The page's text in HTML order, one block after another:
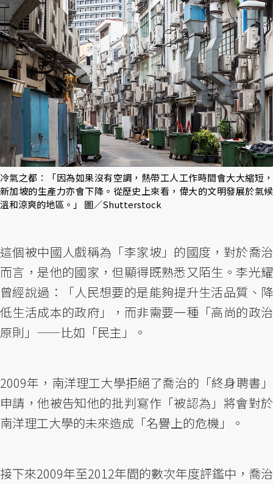
冷氣之都：「因為如果沒有空調，熱帶工人工作時間會大大縮短，
新加坡的生產力亦會下降。從歷史上來看，偉大的文明發展於氣候
溫和涼爽的地區。」 圖／Shutterstock
這個被中國人戲稱為「李家坡」的國度，對於喬治
而言，是他的國家，但顯得既熟悉又陌生。李光耀
曾經說過：「人民想要的是能夠提升生活品質、降
低生活成本的政府」，而非需要一種「高尚的政治
原則」——比如「民主」。
2009年，南洋理工大學拒絕了喬治的「終身聘書」
申請，他被告知他的批判寫作「被認為」將會對於
南洋理工大學的未來造成「名譽上的危機」。
接下來2009年至2012年間的數次年度評鑑中，喬治